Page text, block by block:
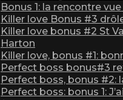
Bonus 1: la rencontre
Killer love Bonus #3
Killer love bonus #2 St
Harton
Killer love, bonus #1:
Perfect boss bonus#3
Perfect boss, bonus #2:
Perfect boss: bonus 1: